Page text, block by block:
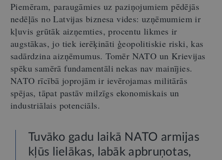
Piemēram, paraugāmies uz paziņojumiem pēdējās
nedēļās no Latvijas biznesa vides: uzņēmumiem ir
kļuvis grūtāk aizņemties, procentu likmes ir
augstākas, jo tiek ierēķināti ģeopolitiskie riski, kas
sadārdzina aizņēmumus. Tomēr NATO un Krievijas
spēku samērā fundamentāli nekas nav mainījies.
NATO rīcībā joprojām ir ievērojamas militārās
spējas, tāpat pastāv milzīgs ekonomiskais un
industriālais potenciāls.
Tuvāko gadu laikā NATO armijas
kļūs lielākas, labāk apbruņotas,